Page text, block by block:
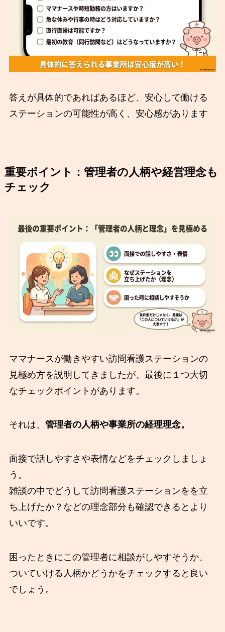
答えが具体的であればあるほど、安心して働ける
ステーションの可能性が高く、安心感があります
重要ポイント：管理者の人柄や経営理念も
チェック
ママナースが働きやすい訪問看護ステーションの
見極め方を説明してきましたが、最後に１つ大切
なチェックポイントがあります。
それは、 管理者の人柄や事業所の経理理念。
面接で話しやすさや表情などをチェックしましょ
う。
雑談の中でどうして訪問看護ステーションをを立
ち上げたか？などの理念部分も確認できるとより
いいです。
困ったときにこの管理者に相談がしやすそうか、
ついていける人柄かどうかをチェックすると良い
でしょう。